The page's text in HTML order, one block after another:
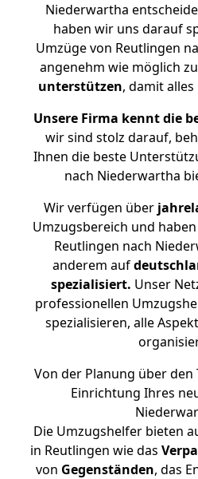
Niederwartha
haben wir uns darauf
Umzüge von Reutlingen
angenehm wie möglich
unterstützen, damit
Unsere Firma kennt die
wir sind stolz darauf,
Ihnen die beste
nach Niederwartha
Wir verfügen über
Umzugsbereich und
Reutlingen nach
anderem auf
spezialisiert. Unser
professionellen
spezialisieren, alle
Von der Planung über
Einrichtung Ihres
Die Umzugshelfer bieten
in Reutlingen wie das
von Gegenständen, das